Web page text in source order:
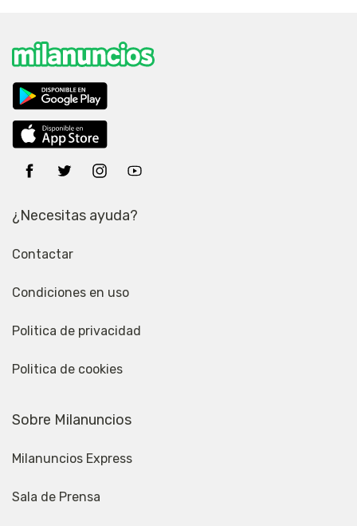
¿Necesitas ayuda?
Contactar
Condiciones en uso
Politica de privacidad
Politica de cookies
Sobre Milanuncios
Milanuncios Express
Sala de Prensa